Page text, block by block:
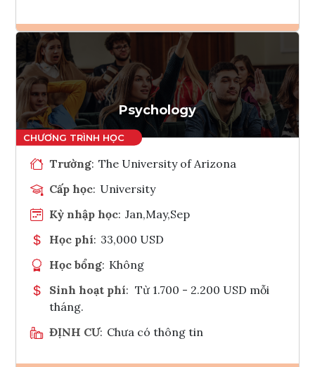
Ghi danh
Tham vấn Interlink
Psychology
Trường: The University of Arizona
Cấp học: University
Kỳ nhập học: Jan,May,Sep
Học phí: 33,000 USD
Học bổng: Không
Sinh hoạt phí: Từ 1.700 - 2.200 USD mỗi
tháng.
ĐỊNH CƯ: Chưa có thông tin